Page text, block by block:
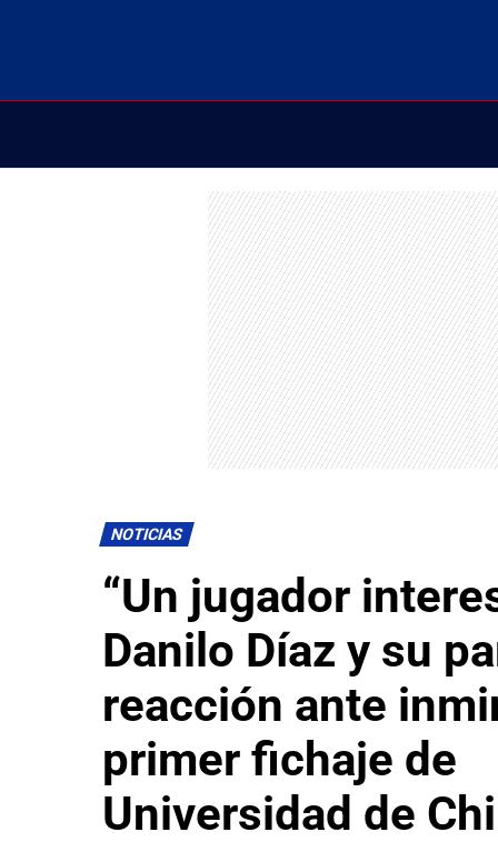
NOTICIAS
“Un jugador
Danilo Díaz y su
reacción ante
primer fichaje de
Universidad de